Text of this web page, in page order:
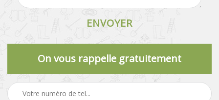
On vous rappelle gratuitement